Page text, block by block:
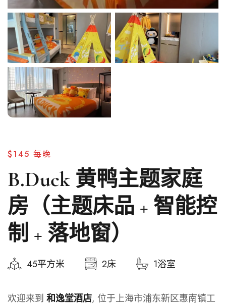
$145 每晚
B.Duck 黄鸭主题家庭
房（主题床品 + 智能控
制 + 落地窗）
45平方米 2床 1浴室
欢迎来到 和逸堂酒店, 位于上海市浦东新区惠南镇工